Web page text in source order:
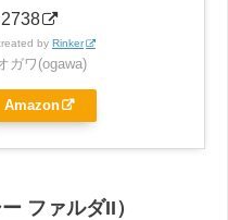
by Rinker
ガワ(ogawa)
Amazon
ファルダII）